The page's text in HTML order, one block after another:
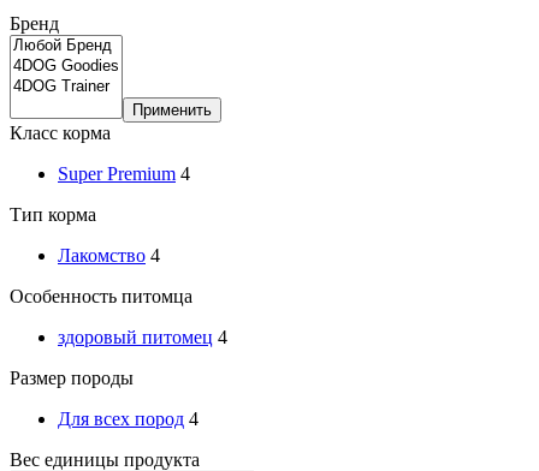
Бренд
Применить
Класс корма
Super Premium 4
Тип корма
Лакомство 4
Особенность питомца
здоровый питомец 4
Размер породы
Для всех пород 4
Вес единицы продукта